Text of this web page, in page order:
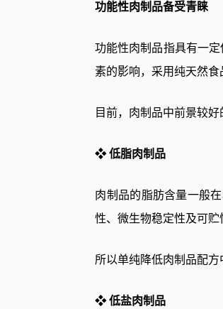
功能性肉制品备受青睐
功能性肉制品指具有一
素的影响，采用纯天然食
目前，肉制品中前景较
❖低脂肉制品
肉制品的脂肪含量一般在
性、微生物稳定性及可贮
所以单纯降低肉制品配
❖低盐肉制品